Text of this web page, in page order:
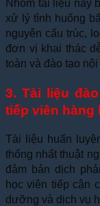
Nhóm tài liệu này
xử lý tình huống
nguyên cấu trúc,
đơn vị khai thác
toàn và đào tạo nội
3. Tài liệu
tiếp viên hàng
Tài liệu huấn
thống nhất thuật
đảm bản dịch
học viên tiếp cận
dưỡng và dịch vụ